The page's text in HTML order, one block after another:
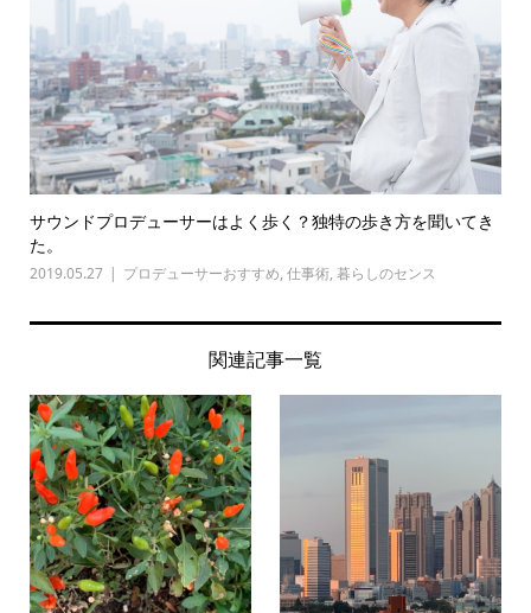
サウンドプロデューサーはよく歩く？独特の歩き方を聞いてき
た。
2019.05.27 プロデューサーおすすめ, 仕事術, 暮らしのセンス
関連記事一覧